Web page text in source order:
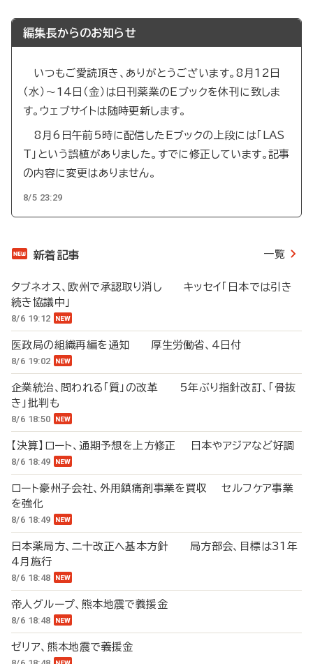
編集長からのお知らせ
いつもご愛読頂き、ありがとうございます。8月12日
（水）～14日（金）は日刊薬業のEブックを休刊に致しま
す。ウェブサイトは随時更新します。
8月6日午前5時に配信したEブックの上段には「LAS
T」という誤植がありました。すでに修正しています。記事
の内容に変更はありません。
8/5 23:29
新着記事 一覧
タブネオス、欧州で承認取り消し キッセイ「日本では引き
続き協議中」
8/6 19:12
医政局の組織再編を通知 厚生労働省、4日付
8/6 19:02
企業統治、問われる「質」の改革 5年ぶり指針改訂、「骨抜
き」批判も
8/6 18:50
【決算】ロート、通期予想を上方修正 日本やアジアなど好調
8/6 18:49
ロート豪州子会社、外用鎮痛剤事業を買収 セルフケア事業
を強化
8/6 18:49
日本薬局方、二十改正へ基本方針 局方部会、目標は31年
4月施行
8/6 18:48
帝人グループ、熊本地震で義援金
8/6 18:48
ゼリア、熊本地震で義援金